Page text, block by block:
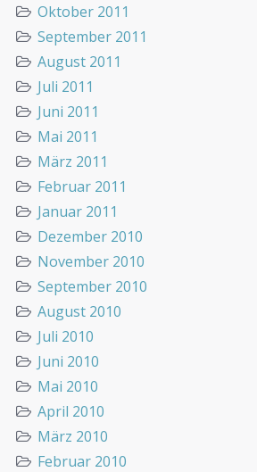
Oktober 2011
September 2011
August 2011
Juli 2011
Juni 2011
Mai 2011
März 2011
Februar 2011
Januar 2011
Dezember 2010
November 2010
September 2010
August 2010
Juli 2010
Juni 2010
Mai 2010
April 2010
März 2010
Februar 2010